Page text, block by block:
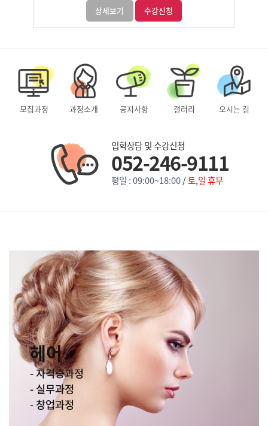
상세보기 수강신청
모집과정 과정소개 공지사항 갤러리 오시는 길
입학상담 및 수강신청
052-246-9111
평일 : 09:00~18:00/토,일 휴무
헤어
- 자격증과정
- 실무과정
- 창업과정